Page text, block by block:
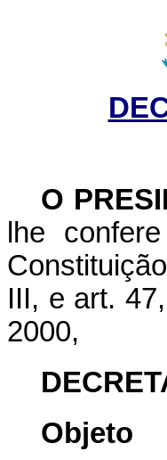
O
lhe
III, e art. 47,
2000,
Objeto